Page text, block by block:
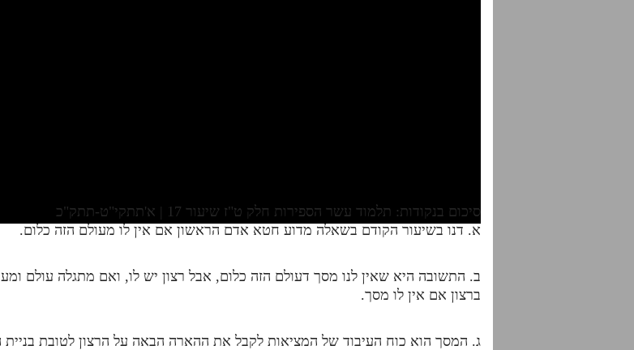
סיכום בנקודות: תלמוד עשר הספירות חלק ט"ז שיעור 17 | א'תתקי"ט-תתק"כ
א. דנו בשיעור הקודם בשאלה מדוע חטא אדם הראשון אם אין לו מעולם הזה כלום.
ב. התשובה היא שאין לנו מסך דעולם הזה כלום, אבל רצון יש לו, ואם מתגלה עולם
ברצון אם אין לו מסך.
ג. המסך הוא כוח העיבוד של המציאות לקבל את ההארה הבאה על הרצון לטובת